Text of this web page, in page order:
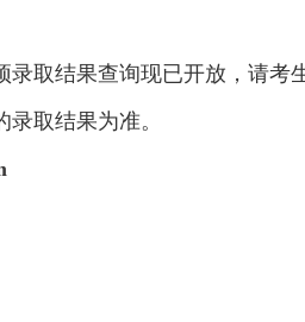
取结果查询现已开放，请考
取结果为准。